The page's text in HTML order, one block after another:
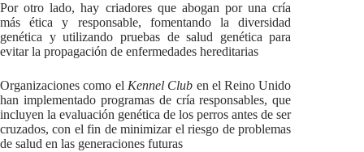
Por otro lado, hay criadores que abogan por una cría
más ética y responsable, fomentando la diversidad
genética y utilizando pruebas de salud genética para
evitar la propagación de enfermedades hereditarias
Organizaciones como el Kennel Club en el Reino Unido
han implementado programas de cría responsables, que
incluyen la evaluación genética de los perros antes de ser
cruzados, con el fin de minimizar el riesgo de problemas
de salud en las generaciones futuras